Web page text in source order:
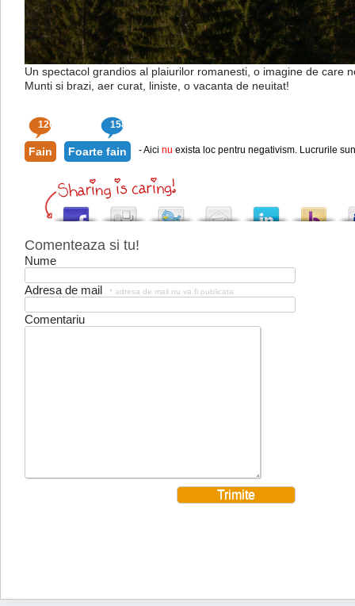
Un spectacol grandios al plaiurilor romanesti, o imagine de care
Munti si brazi, aer curat, liniste, o vacanta de neuitat!
120 158
Fain Foarte fain - Aici nu exista loc pentru negativism. Lucrurile
Comenteaza si tu!
Nume
Adresa de mail * adresa de mail nu va fi publicata
Comentariu